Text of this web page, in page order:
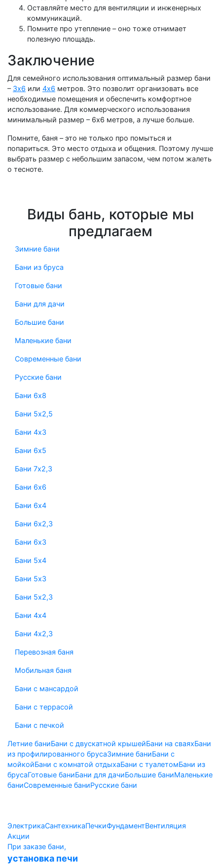
Летние баниБани с двускатной крышейБани на сваяхБани
из профилированного брусаЗимние баниБани с
мойкойБани с комнатой отдыхаБани с туалетомБани из
брусаГотовые баниБани для дачиБольшие баниМаленькие
баниСовременные баниРусские бани
ЭлектрикаСантехникаПечкиФундаментВентиляция
Акции
При заказе бани,
установка печи
Оставляйте место для вентиляции и инженерных
коммуникаций.
Помните про утепление – оно тоже отнимает
полезную площадь.
Заключение
Для семейного использования оптимальный размер бани
– 3х6 или 4х6 метров. Это позволит организовать все
необходимые помещения и обеспечить комфортное
использование. Для коммерческого использования
минимальный размер – 6х6 метров, а лучше больше.
Помните, баня – это не только про помыться и
попариться. Это место отдыха и общения. Поэтому лучше
выбрать размер с небольшим запасом, чем потом жалеть
о тесноте.
Виды бань, которые мы
предлагаем
Зимние бани
Бани из бруса
Готовые бани
Бани для дачи
Большие бани
Маленькие бани
Современные бани
Русские бани
Бани 6х8
Бани 5х2,5
Бани 4х3
Бани 6х5
Бани 7х2,3
Бани 6х6
Бани 6х4
Бани 6х2,3
Бани 6х3
Бани 5х4
Бани 5х3
Бани 5х2,3
Бани 4х4
Бани 4х2,3
Перевозная баня
Мобильная баня
Бани с мансардой
Бани с террасой
Бани с печкой